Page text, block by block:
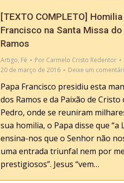
[TEXTO COMPLETO]
Francisco na Santa Missa
Ramos
Artigo, Fé Por Carmelo Cristo Redentor
20 de março de 2016
Deixe um
Papa Francisco presidiu esta
dos Ramos e da Paixão de Cristo
Pedro, onde se reuniram
sua homilia, o Papa disse que
ensina-nos que o Senhor não
uma entrada triunfal nem por
prestigiosos”. Jesus “vem…